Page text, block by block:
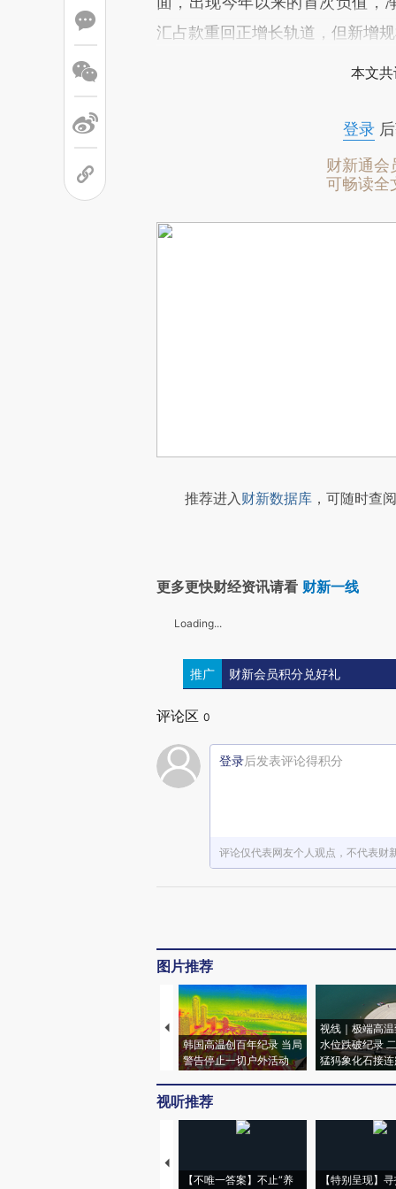
汇占款重回正增长轨道，但新增规
本文共
登录后
财新通会
可畅读全
推荐进入财新数据库 ，可随时查
更多更快财经资讯请看 财新一线
Loading...
推广 财新会员积分兑好礼
评论区 0
登录后发表评论得积分
评论仅代表网友个人观点，不代表财
图片推荐
韩国高温创百年纪录 当局
警告停止一切户外活动
视线｜极端高
水位跌破纪录
猛犸象化石接连
视听推荐
【不唯一答案】不止“养
【特别呈现】